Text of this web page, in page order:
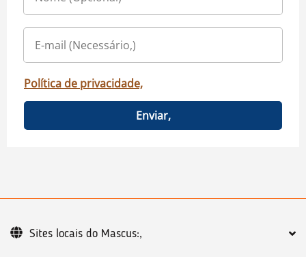
Política de privacidade,
Enviar,
Sites locais do Mascus:,